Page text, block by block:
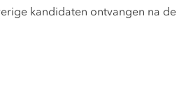
kandidaten ontvangen na